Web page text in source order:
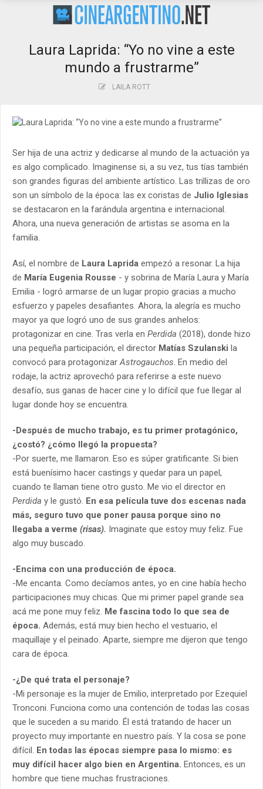
Laura Laprida: “Yo no vine a este
mundo a frustrarme”
LAILA ROTT
Ser hija de una actriz y dedicarse al mundo de la actuación ya
es algo complicado. Imaginense si, a su vez, tus tías también
son grandes figuras del ambiente artístico. Las trillizas de oro
son un símbolo de la época: las ex coristas de Julio Iglesias
se destacaron en la farándula argentina e internacional.
Ahora, una nueva generación de artistas se asoma en la
familia.
Así, el nombre de Laura Laprida empezó a resonar. La hija
de María Eugenia Rousse - y sobrina de María Laura y María
Emilia - logró armarse de un lugar propio gracias a mucho
esfuerzo y papeles desafiantes. Ahora, la alegría es mucho
mayor ya que logró uno de sus grandes anhelos:
protagonizar en cine. Tras verla en Perdida (2018), donde hizo
una pequeña participación, el director Matías Szulanski la
convocó para protagonizarAstrogauchos. En medio del
rodaje, la actriz aprovechó para referirse a este nuevo
desafío, sus ganas de hacer cine y lo difícil que fue llegar al
lugar donde hoy se encuentra.
-Después de mucho trabajo, es tu primer protagónico,
¿costó? ¿cómo llegó la propuesta?
-Por suerte, me llamaron. Eso es súper gratificante. Si bien
está buenísimo hacer castings y quedar para un papel,
cuando te llaman tiene otro gusto. Me vio el director en
Perdida y le gustó. En esa película tuve dos escenas nada
más, seguro tuvo que poner pausa porque sino no
llegaba a verme (risas). Imaginate que estoy muy feliz. Fue
algo muy buscado.
-Encima con una producción de época.
-Me encanta. Como decíamos antes, yo en cine había hecho
participaciones muy chicas. Que mi primer papel grande sea
acá me pone muy feliz. Me fascina todo lo que sea de
época. Además, está muy bien hecho el vestuario, el
maquillaje y el peinado. Aparte, siempre me dijeron que tengo
cara de época.
-¿De qué trata el personaje?
-Mi personaje es la mujer de Emilio, interpretado por Ezequiel
Tronconi. Funciona como una contención de todas las cosas
que le suceden a su marido. Él está tratando de hacer un
proyecto muy importante en nuestro país. Y la cosa se pone
difícil. En todas las épocas siempre pasa lo mismo: es
muy difícil hacer algo bien en Argentina. Entonces, es un
hombre que tiene muchas frustraciones.